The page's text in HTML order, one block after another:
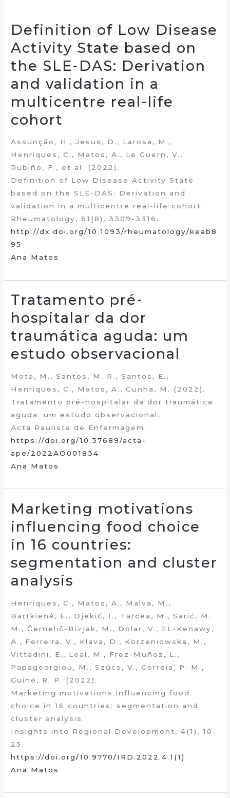
Definition of Low Disease
Activity State based on
the SLE-DAS: Derivation
and validation in a
multicentre real-life
cohort
Assunção, H., Jesus, D., Larosa, M.,
Henriques, C., Matos, A., Le Guern, V.,
Rubiño, F., et al. (2022).
Definition of Low Disease Activity State
based on the SLE-DAS: Derivation and
validation in a multicentre real-life cohort.
Rheumatology, 61(8), 3309-3316.
http://dx.doi.org/10.1093/rheumatology/keab8
95
Ana Matos
Tratamento pré-
hospitalar da dor
traumática aguda: um
estudo observacional
Mota, M., Santos, M. R., Santos, E.,
Henriques, C., Matos, A., Cunha, M. (2022).
Tratamento pré-hospitalar da dor traumática
aguda: um estudo observacional.
Acta Paulista de Enfermagem.
https://doi.org/10.37689/acta-
ape/2022AO001834
Ana Matos
Marketing motivations
influencing food choice
in 16 countries:
segmentation and cluster
analysis
Henriques, C., Matos, A., Malva, M.,
Bartkienė, E., Djekić, I., Tarcea, M., Sarić, M.
M., Černelič-Bizjak, M., Dolar, V., EL-Kenawy,
A., Ferreira, V., Klava, D., Korzeniowska, M.,
Vittadini, E., Leal, M., Frez-Muñoz, L.,
Papageorgiou, M., Szűcs, V., Correia, P. M.,
Guiné, R. P. (2022).
Marketing motivations influencing food
choice in 16 countries: segmentation and
cluster analysis.
Insights into Regional Development, 4(1), 10-
25.
https://doi.org/10.9770/IRD.2022.4.1(1)
Ana Matos